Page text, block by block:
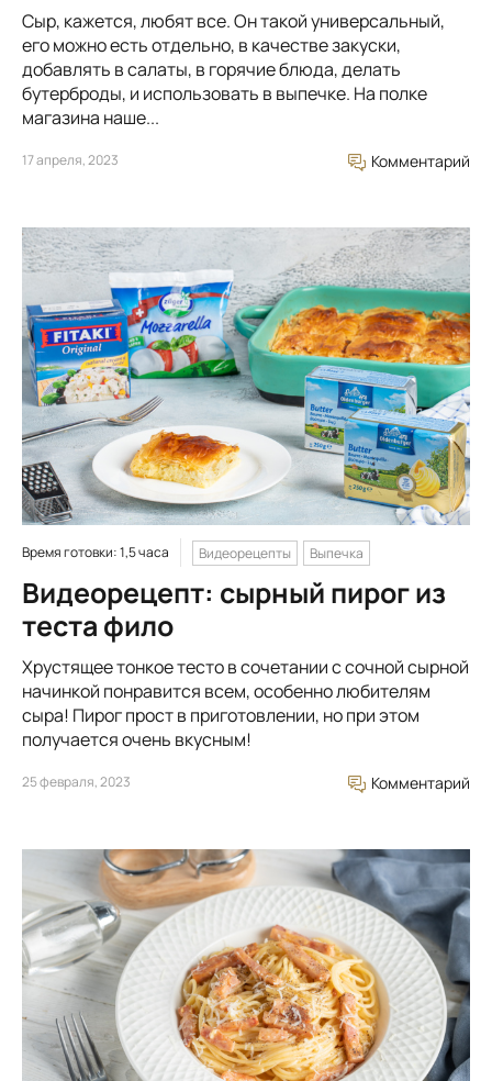
Сыр, кажется, любят все. Он такой универсальный,
его можно есть отдельно, в качестве закуски,
добавлять в салаты, в горячие блюда, делать
бутерброды, и использовать в выпечке. На полке
магазина наше...
17 апреля, 2023 Комментарий
Время готовки: 1,5 часа Видеорецепты Выпечка
Видеорецепт: сырный пирог из
теста фило
Хрустящее тонкое тесто в сочетании с сочной сырной
начинкой понравится всем, особенно любителям
сыра! Пирог прост в приготовлении, но при этом
получается очень вкусным!
25 февраля, 2023 Комментарий